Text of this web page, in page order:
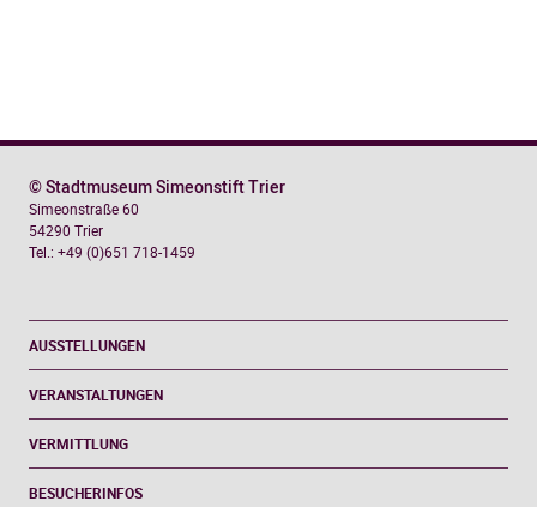
AUSSTELLUNGEN
VERANSTALTUNGEN
VERMITTLUNG
BESUCHERINFOS
© Stadtmuseum Simeonstift Trier
Simeonstraße 60
54290 Trier
Tel.: +49 (0)651 718-1459